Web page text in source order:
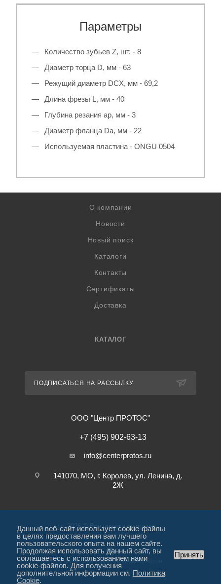
Параметры
Количество зубьев Z, шт. - 8
Диаметр торца D, мм - 63
Режущий диаметр DCX, мм - 69,2
Длина фрезы L, мм - 40
Глубина резания ap, мм - 3
Диаметр фланца Da, мм - 22
Используемая пластина - ONGU 0504
О компании
Новости
Новый поиск
Каталоги
Контакты
Сертификаты
Доставка
КАТАЛОГ
ПОДПИСАТЬСЯ НА РАССЫЛКУ
ООО "Центр ПРОТОС"
+7 (495) 902-63-13
info@centerprotos.ru
141070, МО, г. Королев, ул. Ленина, д.
2Ж
2026 © Все права защищены
Разработка и продвижение сайтов
Данный веб-сайт использует cookie-файлы
в целях предоставления вам лучшего
пользовательского опыта на нашем сайте.
Продолжая использовать данный сайт, вы
соглашаетесь с использованием нами
cookie-файлов. Для получения
дополнительной информации см. Политика
Cookie.
Принять